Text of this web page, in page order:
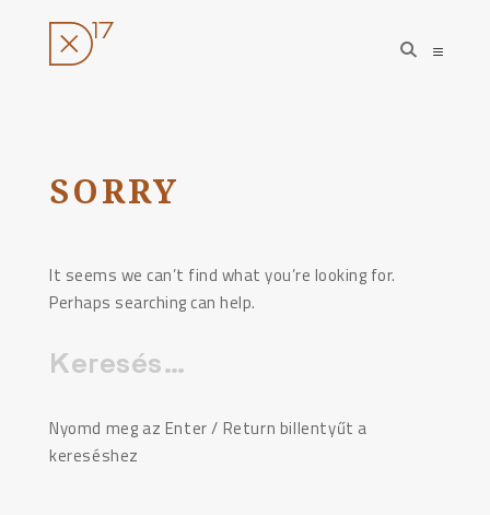
tartalomhoz
open
search
open
SORRY
It seems we can’t find what you’re looking for.
Perhaps searching can help.
Keresés:
Nyomd meg az Enter / Return billentyűt a
kereséshez